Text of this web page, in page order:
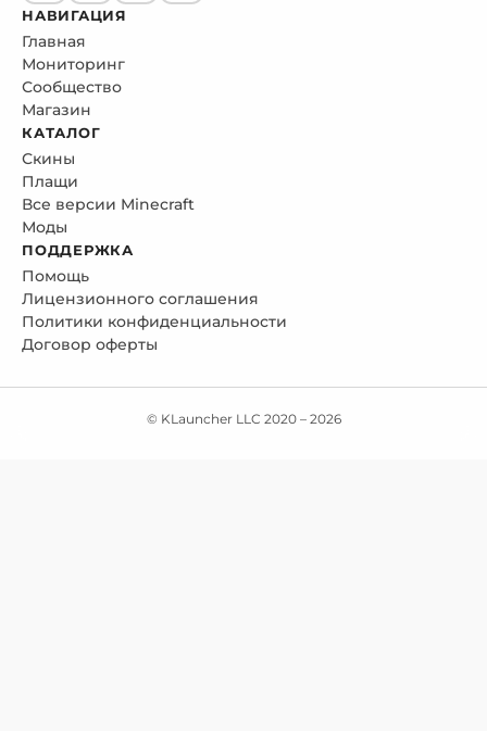
НАВИГАЦИЯ
Главная
Мониторинг
Сообщество
Магазин
КАТАЛОГ
Скины
Плащи
Все версии Minecraft
Моды
ПОДДЕРЖКА
Помощь
Лицензионного соглашения
Политики конфиденциальности
Договор оферты
© KLauncher LLC 2020 – 2026